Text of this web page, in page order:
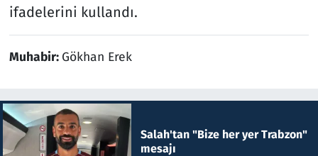
ifadelerini kullandı.
Muhabir: Gökhan Erek
Salah'tan "Bize her yer Trabzon"
mesajı